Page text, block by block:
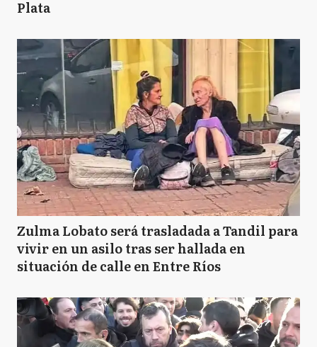
Plata
Zulma Lobato será trasladada a Tandil para
vivir en un asilo tras ser hallada en
situación de calle en Entre Ríos